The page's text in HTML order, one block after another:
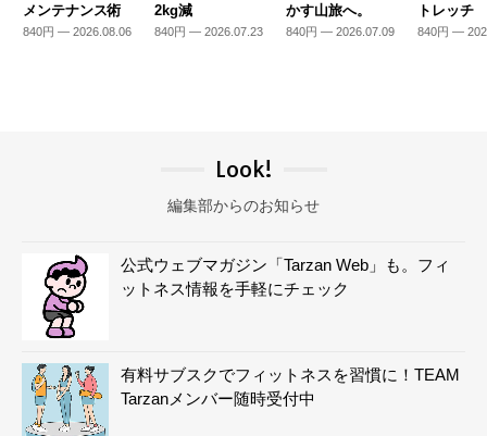
メンテナンス術
840円 — 2026.08.06
2kg減
840円 — 2026.07.23
かす山旅へ。
840円 — 2026.07.09
トレッチ
840円 —
Look!
編集部からのお知らせ
公式ウェブマガジン「Tarzan Web」も。フィ
ットネス情報を手軽にチェック
有料サブスクでフィットネスを習慣に！TEAM
Tarzanメンバー随時受付中